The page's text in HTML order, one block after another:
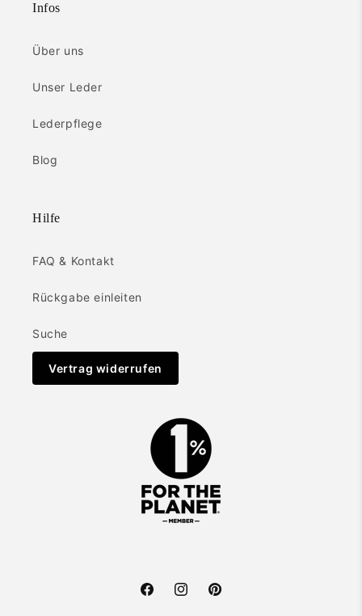
Infos
Über uns
Unser Leder
Lederpflege
Blog
Hilfe
FAQ & Kontakt
Rückgabe einleiten
Suche
Vertrag widerrufen
FacebookInstagramPinterest